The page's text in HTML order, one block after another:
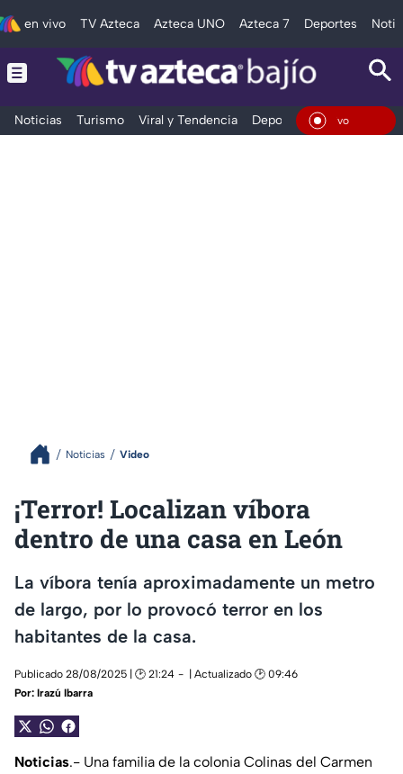
en vivo TV Azteca Azteca UNO Azteca 7 Deportes
Noticias Turismo Viral y Tendencia Deportes Espectáculos
En
Noticias Video
¡Terror! Localizan víbora
dentro de una casa en León
La víbora tenía aproximadamente un metro
de largo, por lo provocó terror en los
habitantes de la casa.
Publicado 28/08/2025 | 🕑 21:24
| Actualizado 🕑 09:46
Por: Irazú Ibarra
Noticias.- Una familia de la colonia Colinas del Carmen